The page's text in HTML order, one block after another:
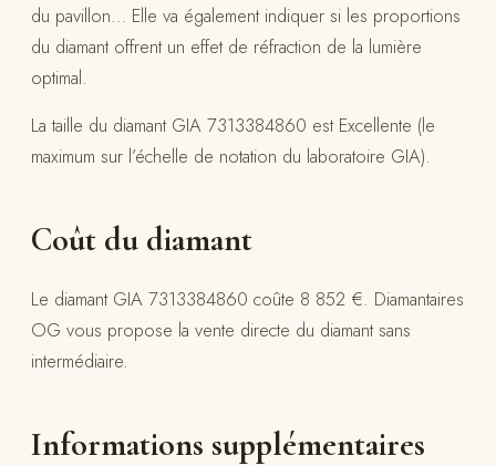
du pavillon… Elle va également indiquer si les proportions
du diamant offrent un effet de réfraction de la lumière
optimal.
La taille du diamant GIA 7313384860 est Excellente (le
maximum sur l’échelle de notation du laboratoire GIA).
Coût du diamant
Le diamant GIA 7313384860 coûte 8 852 €. Diamantaires
OG vous propose la vente directe du diamant sans
intermédiaire.
Informations supplémentaires